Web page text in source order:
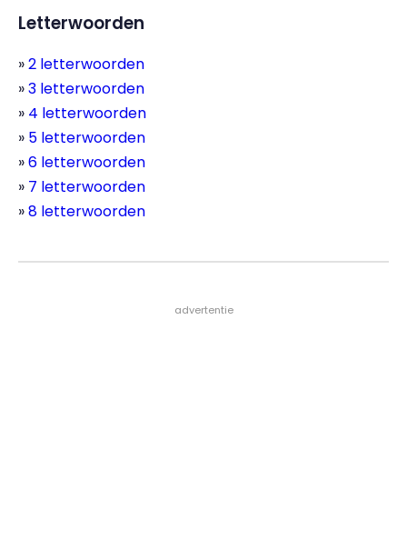
Letterwoorden
2 letterwoorden
3 letterwoorden
4 letterwoorden
5 letterwoorden
6 letterwoorden
7 letterwoorden
8 letterwoorden
- advertentie -